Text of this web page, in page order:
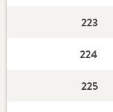
223
224
225